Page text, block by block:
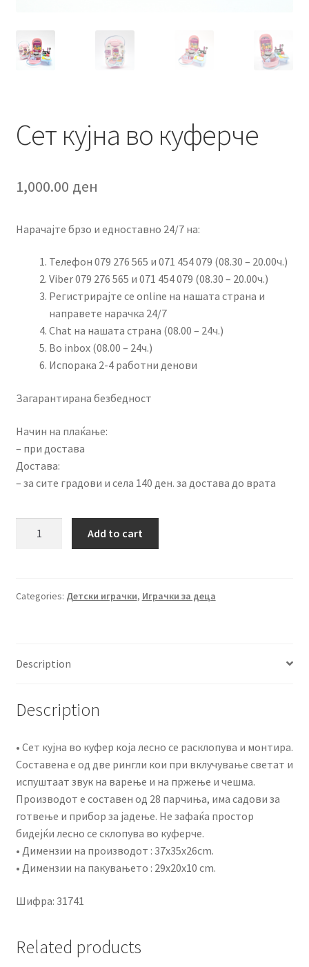
Сет кујна во куферче
1,000.00 ден
Нарачајте брзо и едноставно 24/7 на:
Телефон 079 276 565 и 071 454 079 (08.30 – 20.00ч.)
Viber 079 276 565 и 071 454 079 (08.30 – 20.00ч.)
Регистрирајте се online на нашата страна и
направете нарачка 24/7
Chat на нашата страна (08.00 – 24ч.)
Во inbox (08.00 – 24ч.)
Испорака 2-4 работни денови
Загарантирана безбедност
Начин на плаќање:
– при достава
Достава:
– за сите градови и села 140 ден. за достава до врата
quantity
Add to cart
Categories: Детски играчки, Играчки за деца
Description
Description
• Сет кујна во куфер која лесно се расклопува и монтира.
Составена е од две рингли кои при вклучување светат и
испуштаат звук на варење и на пржење и чешма.
Производот е составен од 28 парчиња, има садови за
готвење и прибор за јадење. Не зафаќа простор
бидејќи лесно се склопува во куферче.
• Димензии на производот : 37x35x26cm.
• Димензии на пакувањето : 29x20x10 cm.
Шифра: 31741
Related products